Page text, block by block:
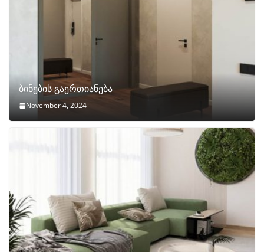
ბინების გაერთიანება
November 4, 2024